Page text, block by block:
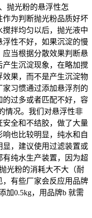
光粉的悬浮性怎
为判断抛光粉品质好坏
拌均匀以后，抛光液中
性不好，如果沉淀的慢
当根据分散效果判断悬
生沉淀现象，在略加搅
果，而不是产生沉淀物
习惯通过添加悬浮剂的
过多或者匹配不好，容
情况。我们对悬浮性非
全和不结胶，做了大量
也比较明显，纯水和自
，建议使用过滤装置或
纯水生产装置，因为超
粉的消耗大不大（耐
有些厂家会反应用品牌
加0.5kg，用品牌b 就需